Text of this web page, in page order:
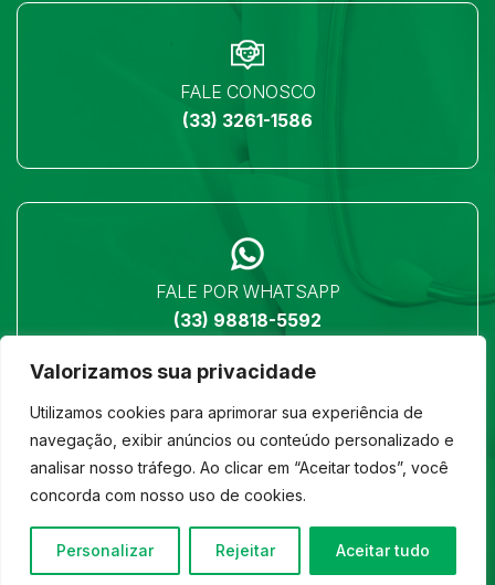
Valorizamos sua privacidade
Utilizamos cookies para aprimorar sua experiência de
navegação, exibir anúncios ou conteúdo personalizado e
analisar nosso tráfego. Ao clicar em “Aceitar todos”, você
concorda com nosso uso de cookies.
Personalizar Rejeitar Aceitar tudo
FALE CONOSCO
(33) 3261-1586
FALE POR WHATSAPP
(33) 98818-5592
LOCALIZAÇÃO